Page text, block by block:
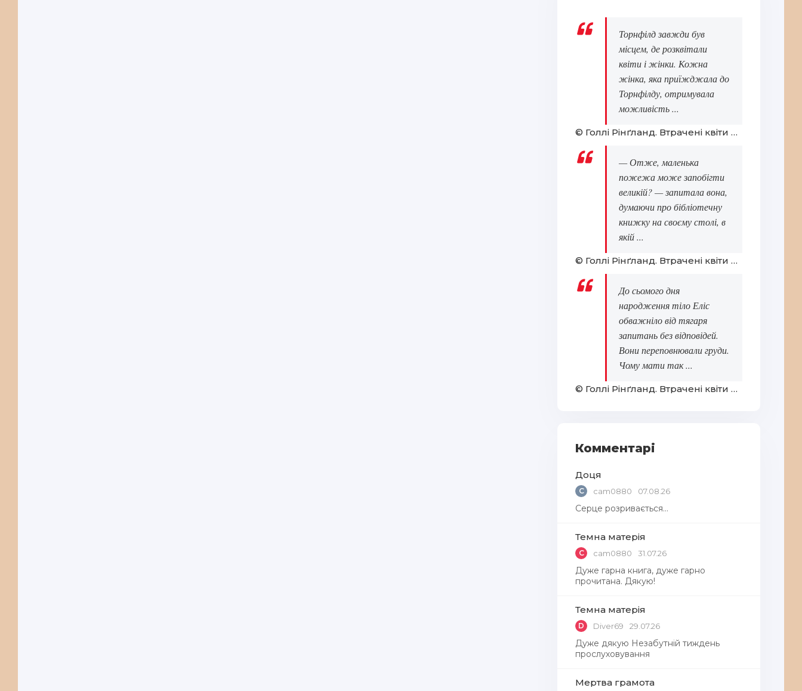
Торнфілд завжди був
місцем, де розквітали
квіти і жінки. Кожна
жінка, яка приїжджала до
Торнфілду, отримувала
можливість ...
© Голлі Рінґланд. Втрачені квіти Еліс Гарт
— Отже, маленька
пожежа може запобігти
великій? — запитала вона,
думаючи про бібліотечну
книжку на своєму столі, в
якій ...
© Голлі Рінґланд. Втрачені квіти Еліс Гарт
До сьомого дня
народження тіло Еліс
обважніло від тягаря
запитань без відповідей.
Вони переповнювали груди.
Чому мати так ...
© Голлі Рінґланд. Втрачені квіти Еліс Гарт
Комментарі
Доця
C cam0880 07.08.26
Серце розривається…
Темна матерія
C cam0880 31.07.26
Дуже гарна книга, дуже гарно
прочитана. Дякую!
Темна матерія
D Diver69 29.07.26
Дуже дякую Незабутній тиждень
прослуховування
Мертва грамота